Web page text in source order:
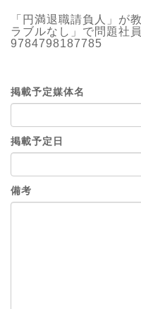
「円満退職請負人」が
ラブルなし」で問題社
9784798187785
掲載予定媒体名
掲載予定日
備考